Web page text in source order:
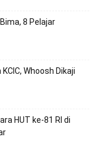
8 Pelajar
Whoosh Dikaji
HUT ke-81 RI di